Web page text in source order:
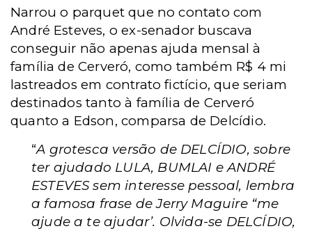
Narrou o parquet que no contato com
André Esteves, o ex-senador buscava
conseguir não apenas ajuda mensal à
família de Cerveró, como também R$ 4 mi
lastreados em contrato fictício, que seriam
destinados tanto à família de Cerveró
quanto a Edson, comparsa de Delcídio.
“A grotesca versão de DELCÍDIO, sobre
ter ajudado LULA, BUMLAI e ANDRÉ
ESTEVES sem interesse pessoal, lembra
a famosa frase de Jerry Maguire “me
ajude a te ajudar’. Olvida-se DELCÍDIO,